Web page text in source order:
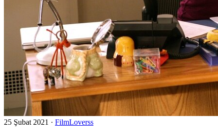
25 Şubat 2021 · FilmLoverss